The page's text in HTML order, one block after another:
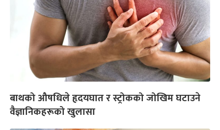
बाथको औषधिले हृदयघात र स्ट्रोकको जोखिम घटाउने
वैज्ञानिकहरूको खुलासा